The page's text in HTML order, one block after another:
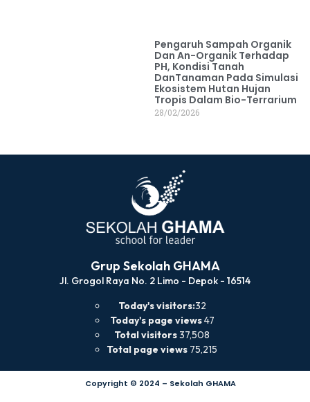
Pengaruh Sampah Organik
Dan An-Organik Terhadap
PH, Kondisi Tanah
DanTanaman Pada Simulasi
Ekosistem Hutan Hujan
Tropis Dalam Bio-Terrarium
28/02/2026
Grup Sekolah GHAMA
Jl. Grogol Raya No. 2 Limo - Depok - 16514
Today's visitors:32
Today's page views47
Total visitors37,508
Total page views 75,215
Copyright © 2024 – Sekolah GHAMA